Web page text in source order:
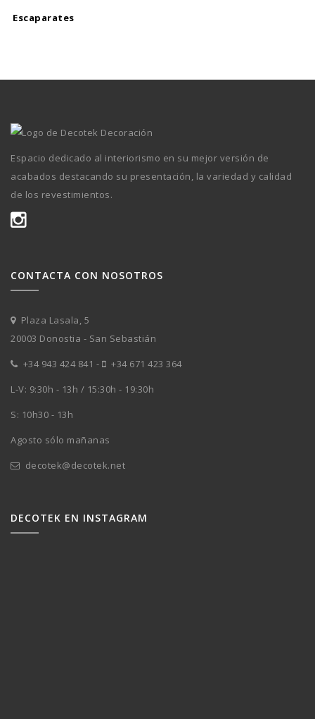
Escaparates
Espacio dedicado al interiorismo en su mejor versión de
acabados destacando su presentación, la variedad y calidad
de los revestimientos.
CONTACTA CON NOSOTROS
Plaza Lasala, 5
20003 Donostia - San Sebastián
+34 943 424 841 -
+34 671 423 364
L-V: 9:30h - 13h / 15:30h - 19:30h
S: 10h30 - 13h
Agosto sólo mañanas
decotek@decotek.net
DECOTEK EN INSTAGRAM